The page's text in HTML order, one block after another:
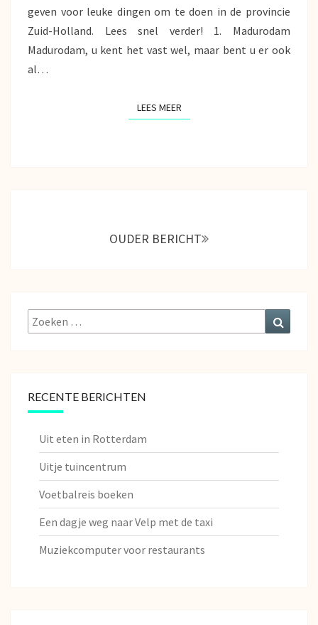
geven voor leuke dingen om te doen in de provincie
Zuid-Holland. Lees snel verder! 1. Madurodam
Madurodam, u kent het vast wel, maar bent u er ook
al…
LEES MEERLEES MEER
OUDER BERICHT
Zoeken
naar:
RECENTE BERICHTEN
Uit eten in Rotterdam
Uitje tuincentrum
Voetbalreis boeken
Een dagje weg naar Velp met de taxi
Muziekcomputer voor restaurants